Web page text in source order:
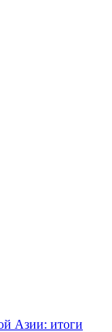
Азии: итоги